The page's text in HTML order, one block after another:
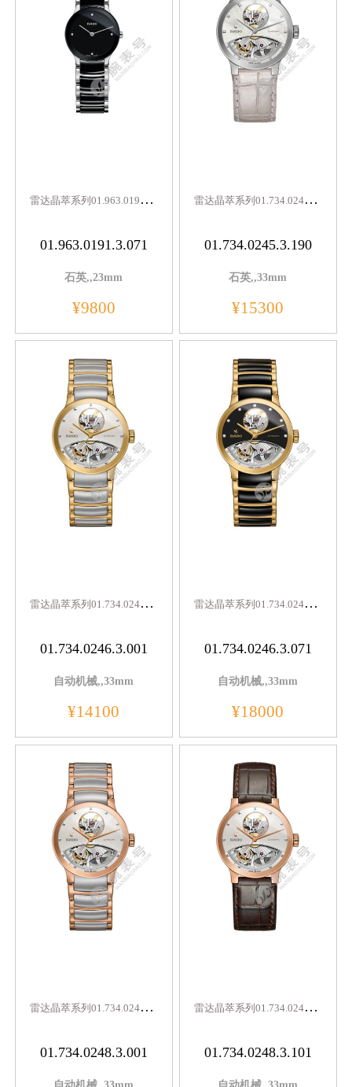
雷
达晶萃系列01.963.0191.3.071
01.963.0191.3.071
石英,,23mm
¥9800
雷
达晶萃系列01.734.0245.3.190
01.734.0245.3.190
石英,,33mm
¥15300
雷
达晶萃系列01.734.0246.3.001
01.734.0246.3.001
自动机械,,33mm
¥14100
雷
达晶萃系列01.734.0246.3.071
01.734.0246.3.071
自动机械,,33mm
¥18000
雷
达晶萃系列01.734.0248.3.001
01.734.0248.3.001
雷
达晶萃系列01.734.0248.3.101
01.734.0248.3.101